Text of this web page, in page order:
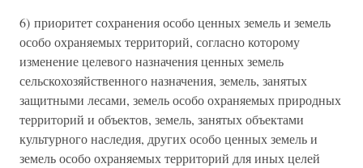
6) приоритет сохранения особо ценных земель и земель
особо охраняемых территорий, согласно которому
изменение целевого назначения ценных земель
сельскохозяйственного назначения, земель, занятых
защитными лесами, земель особо охраняемых природных
территорий и объектов, земель, занятых объектами
культурного наследия, других особо ценных земель и
земель особо охраняемых территорий для иных целей